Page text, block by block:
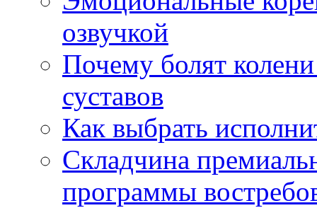
озвучкой
Почему болят
суставов
Как выбрать
Складчина
программы